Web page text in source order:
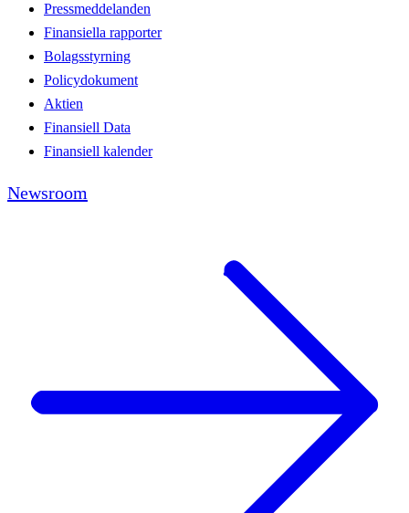
Pressmeddelanden
Finansiella rapporter
Bolagsstyrning
Policydokument
Aktien
Finansiell Data
Finansiell kalender
Newsroom